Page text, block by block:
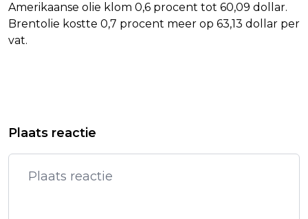
Amerikaanse olie klom 0,6 procent tot 60,09 dollar.
Brentolie kostte 0,7 procent meer op 63,13 dollar per
vat.
VERBETER, KAN IK NOG MET DE
HIPPISCHE BOND LEGT
TOPSPORTTRAININGEN TIJDELIJK
STIL
Plaats reactie